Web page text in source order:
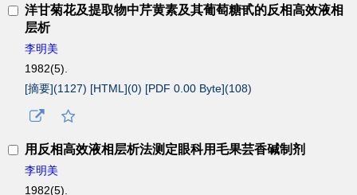
洋甘菊花及提取物中芹黄素及其葡萄糖甙的反相高效液相
层析
李明美
1982(5).
[摘要](1127) [HTML](0) [PDF 0.00 Byte](108)
用反相高效液相层析法测定眼科用毛果芸香碱制剂
李明美
1982(5).